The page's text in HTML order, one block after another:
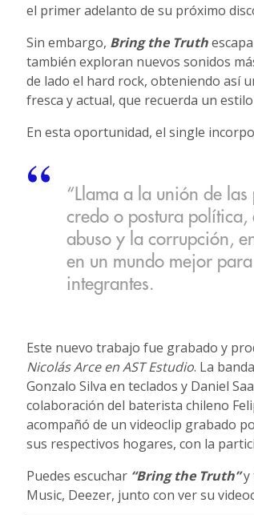
el primer adelanto de su próximo
Sin embargo, Bring the Truth
también exploran nuevos sonidos
de lado el hard rock, obteniendo así
fresca y actual, que recuerda un
En esta oportunidad, el single
“Llama a la unión de
credo o postura política,
abuso y la corrupción,
en un mundo mejor
integrantes.
Este nuevo trabajo fue grabado y
Nicolás Arce en AST Estudio. La
Gonzalo Silva en teclados y Daniel
colaboración del baterista chileno
acompañó de un videoclip grabado
sus respectivos hogares, con la
Puedes escuchar “Bring the Truth”y
Music, Deezer, junto con ver su